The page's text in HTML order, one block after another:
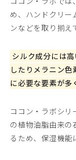
め、ハンドクリー
ンなどを取り揃え
シルク成分には
したりメラニン
に必要な要素が多
ココン・ラボシ
の植物油脂由来の
るため、保湿機能